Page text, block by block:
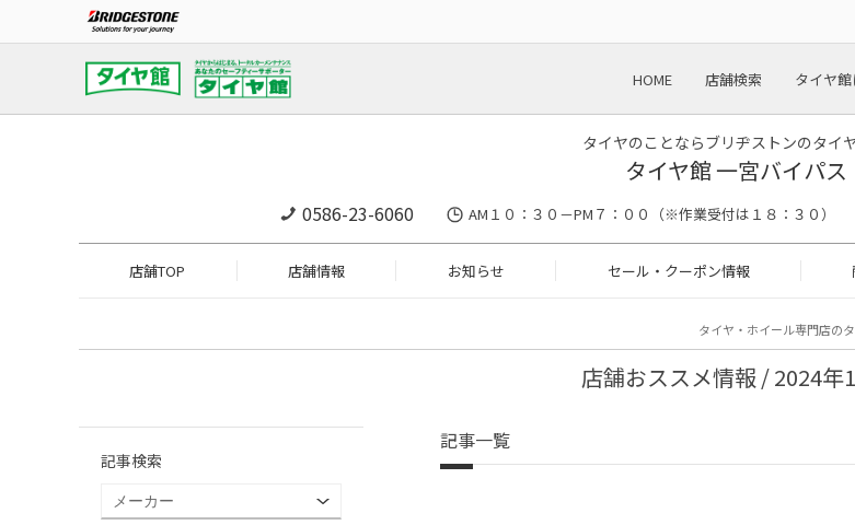
HOME 店舗検索 タイヤ
タイヤのことならブリヂストンのタイ
タイヤ館 一宮バイパス
0586-23-6060 AM１０：３０－PM７：００（※作業受付は１８：３０）
店舗TOP 店舗情報 お知らせ セール・クーポン情報
タイヤ・ホイール専門店の
店舗おススメ情報 / 2024年
記事一覧
記事検索